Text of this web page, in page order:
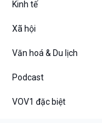
Kinh tế
Xã hội
Văn hoá & Du lịch
Podcast
VOV1 đặc biệt